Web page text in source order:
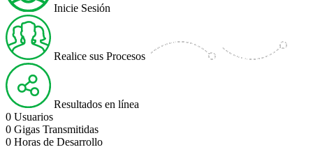
Inicie Sesión
Realice sus Procesos
Resultados en línea
0 Usuarios
0 Gigas Transmitidas
0 Horas de Desarrollo